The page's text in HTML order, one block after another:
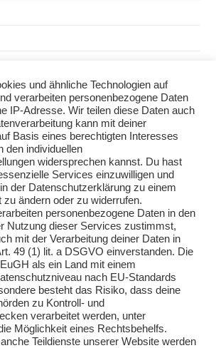
und ähnliche Technologien auf
verarbeiten personenbezogene Daten
IP-Adresse. Wir teilen diese Daten auch
kann mit deiner
Basis eines berechtigten Interesses
den individuellen
widersprechen kannst. Du hast
Services einzuwilligen und
der Datenschutzerklärung zu einem
zu ändern oder zu widerrufen.
personenbezogene Daten in den
Nutzung dieser Services zustimmst,
mit der Verarbeitung deiner Daten in
49 (1) lit. a DSGVO einverstanden. Die
als ein Land mit einem
nach EU-Standards
besteht das Risiko, dass deine
zu Kontroll- und
verarbeitet werden, unter
Möglichkeit eines Rechtsbehelfs.
Teildienste unserer Website werden